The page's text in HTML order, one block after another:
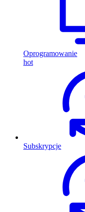
Oprogramowanie
hot
Subskrypcje